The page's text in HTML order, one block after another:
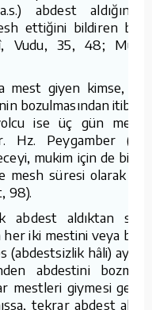
abdest aldığını
ettiğini bildiren
Vudu, 35, 48;
mest giyen kimse,
bozulmasından
ise üç gün
Hz. Peygamber
mukim için de bir
mesh süresi olarak
98).
abdest aldıktan
her iki mestini veya
(abdestsizlik hâli)
abdestini
mestleri giymesi
tekrar abdest